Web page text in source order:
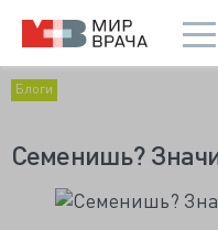
Блоги
Семенишь?